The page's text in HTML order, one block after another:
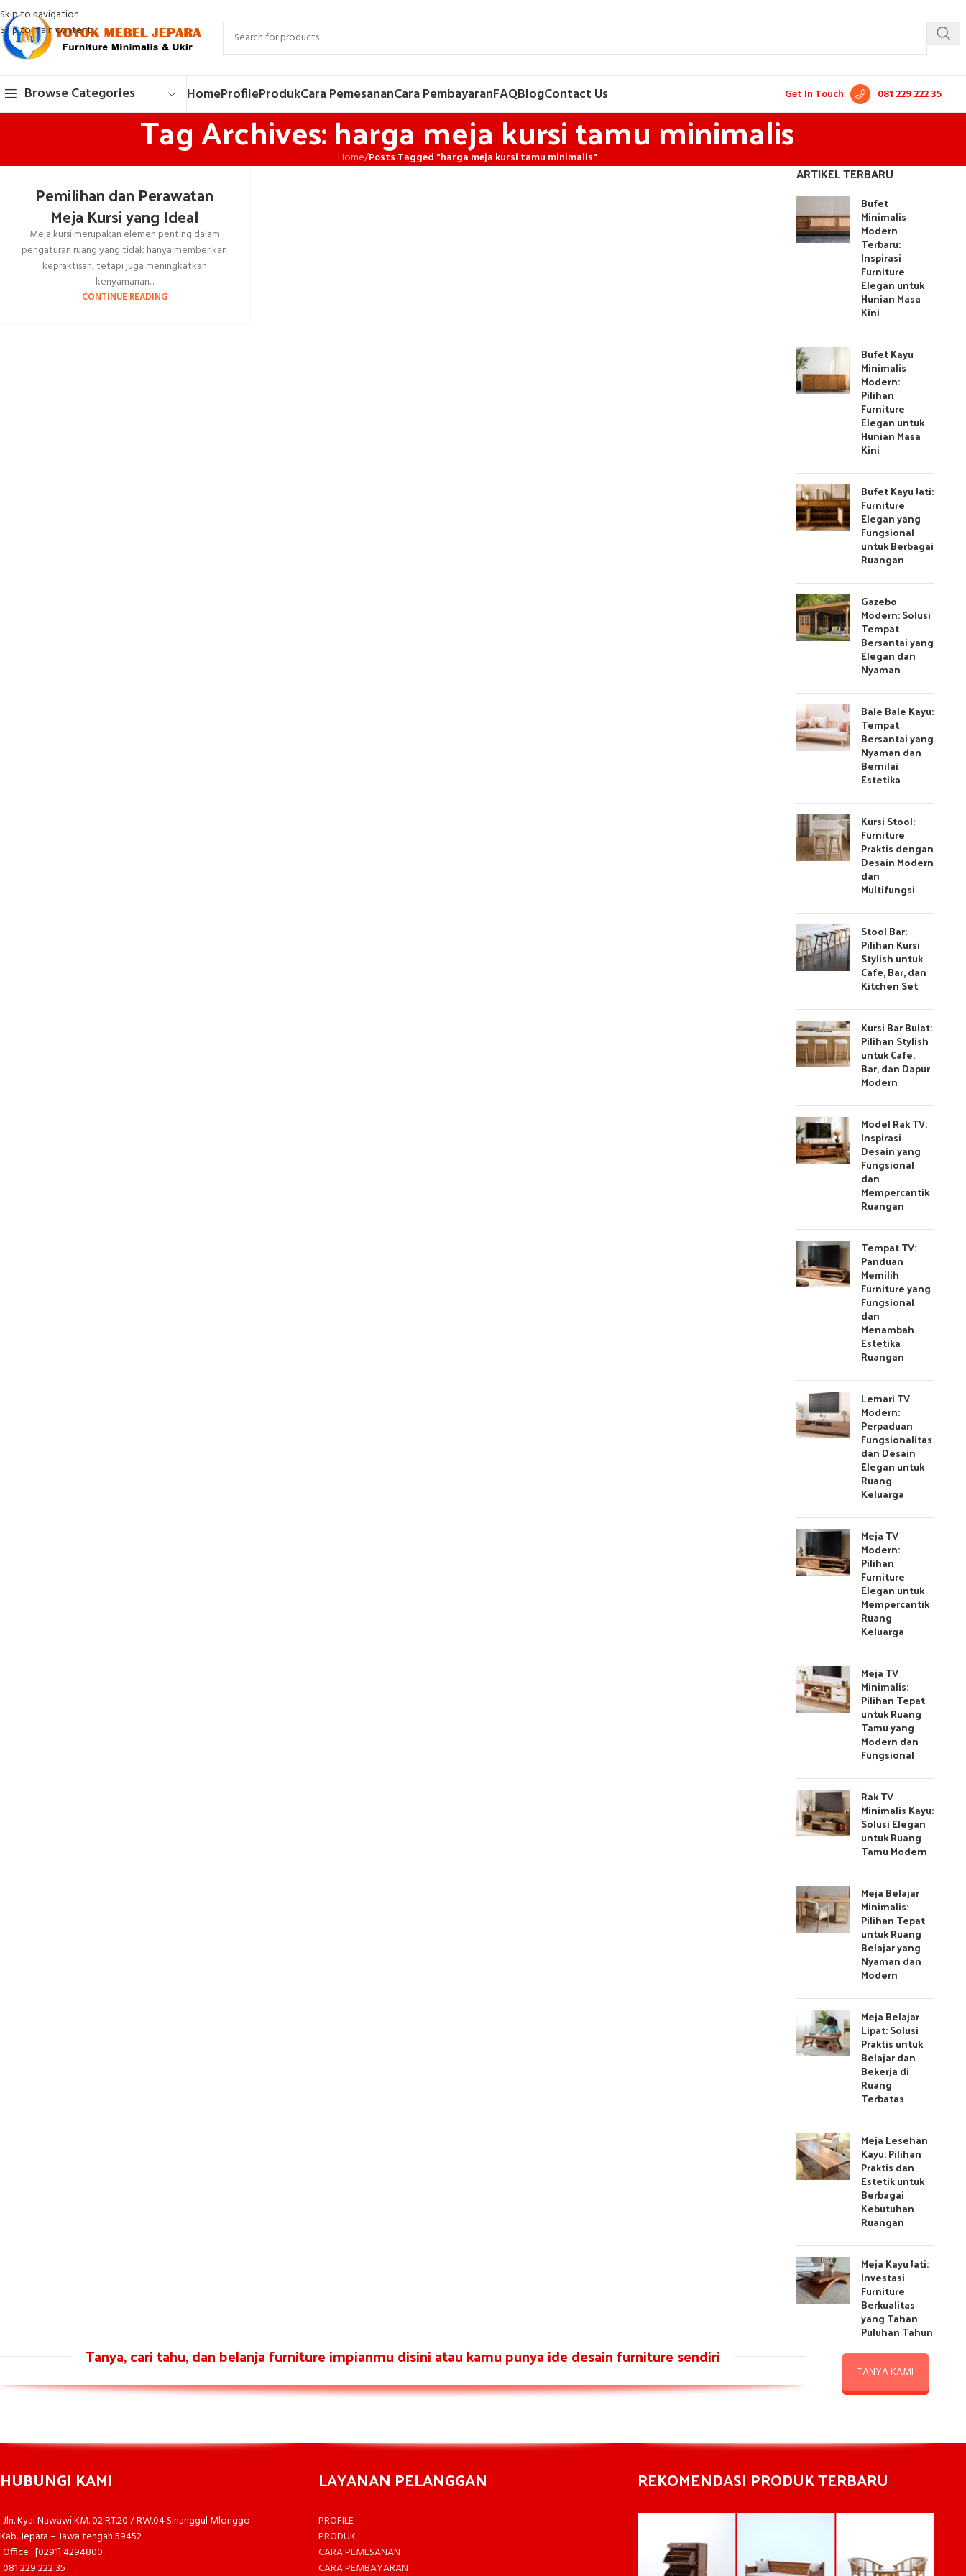
Skip to navigation
Skip to main content
Browse Categories HomeProfileProdukCara PemesananCara PembayaranFAQBlogContact Us Get In Touch : 081 229 222 35
Tag Archives: harga meja kursi tamu minimalis
Home/Posts Tagged "harga meja kursi tamu minimalis"
Pemilihan dan Perawatan
Meja Kursi yang Ideal
Meja kursi merupakan elemen penting dalam
pengaturan ruang yang tidak hanya memberikan
kepraktisan, tetapi juga meningkatkan
kenyamanan...
CONTINUE READING
ARTIKEL TERBARU
Bufet
Minimalis
Modern
Terbaru:
Inspirasi
Furniture
Elegan untuk
Hunian Masa
Kini
Bufet Kayu
Minimalis
Modern:
Pilihan
Furniture
Elegan untuk
Hunian Masa
Kini
Bufet Kayu Jati:
Furniture
Elegan yang
Fungsional
untuk Berbagai
Ruangan
Gazebo
Modern: Solusi
Tempat
Bersantai yang
Elegan dan
Nyaman
Bale Bale Kayu:
Tempat
Bersantai yang
Nyaman dan
Bernilai
Estetika
Kursi Stool:
Furniture
Praktis dengan
Desain Modern
dan
Multifungsi
Stool Bar:
Pilihan Kursi
Stylish untuk
Cafe, Bar, dan
Kitchen Set
Kursi Bar Bulat:
Pilihan Stylish
untuk Cafe,
Bar, dan Dapur
Modern
Model Rak TV:
Inspirasi
Desain yang
Fungsional
dan
Mempercantik
Ruangan
Tempat TV:
Panduan
Memilih
Furniture yang
Fungsional
dan
Menambah
Estetika
Ruangan
Lemari TV
Modern:
Perpaduan
Fungsionalitas
dan Desain
Elegan untuk
Ruang
Keluarga
Meja TV
Modern:
Pilihan
Furniture
Elegan untuk
Mempercantik
Ruang
Keluarga
Meja TV
Minimalis:
Pilihan Tepat
untuk Ruang
Tamu yang
Modern dan
Fungsional
Rak TV
Minimalis Kayu:
Solusi Elegan
untuk Ruang
Tamu Modern
Meja Belajar
Minimalis:
Pilihan Tepat
untuk Ruang
Belajar yang
Nyaman dan
Modern
Meja Belajar
Lipat: Solusi
Praktis untuk
Belajar dan
Bekerja di
Ruang
Terbatas
Meja Lesehan
Kayu: Pilihan
Praktis dan
Estetik untuk
Berbagai
Kebutuhan
Ruangan
Meja Kayu Jati:
Investasi
Furniture
Berkualitas
yang Tahan
Puluhan Tahun
Tanya, cari tahu, dan belanja furniture impianmu disini atau kamu punya ide desain furniture sendiri
TANYA KAMI
HUBUNGI KAMI
Jln. Kyai Nawawi KM. 02 RT.20 / RW.04 Sinanggul Mlonggo
Kab. Jepara – Jawa tengah 59452
Office : [0291] 4294800
081 229 222 35
LAYANAN PELANGGAN
PROFILE
PRODUK
CARA PEMESANAN
CARA PEMBAYARAN
REKOMENDASI PRODUK TERBARU